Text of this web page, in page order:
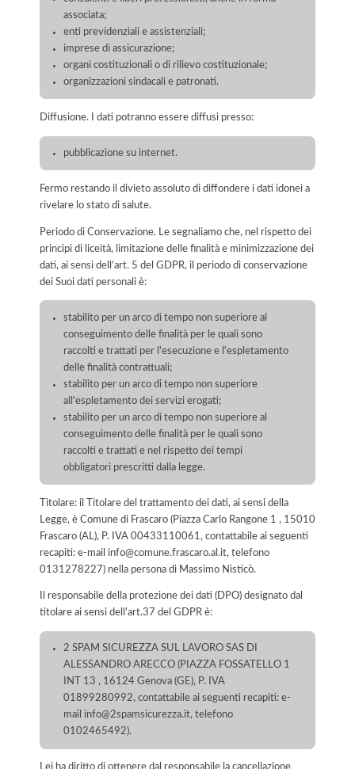
associata;
enti previdenziali e assistenziali;
imprese di assicurazione;
organi costituzionali o di rilievo costituzionale;
organizzazioni sindacali e patronati.
Diffusione. I dati potranno essere diffusi presso:
pubblicazione su internet.
Fermo restando il divieto assoluto di diffondere i dati idonei a
rivelare lo stato di salute.
Periodo di Conservazione. Le segnaliamo che, nel rispetto dei
principi di liceità, limitazione delle finalità e minimizzazione dei
dati, ai sensi dell’art. 5 del GDPR, il periodo di conservazione
dei Suoi dati personali è:
stabilito per un arco di tempo non superiore al
conseguimento delle finalità per le quali sono
raccolti e trattati per l'esecuzione e l'espletamento
delle finalità contrattuali;
stabilito per un arco di tempo non superiore
all'espletamento dei servizi erogati;
stabilito per un arco di tempo non superiore al
conseguimento delle finalità per le quali sono
raccolti e trattati e nel rispetto dei tempi
obbligatori prescritti dalla legge.
Titolare: il Titolare del trattamento dei dati, ai sensi della
Legge, è Comune di Frascaro (Piazza Carlo Rangone 1 , 15010
Frascaro (AL), P. IVA 00433110061, contattabile ai seguenti
recapiti: e-mail info@comune.frascaro.al.it, telefono
0131278227) nella persona di Massimo Nisticò.
Il responsabile della protezione dei dati (DPO) designato dal
titolare ai sensi dell'art.37 del GDPR è:
2 SPAM SICUREZZA SUL LAVORO SAS DI
ALESSANDRO ARECCO (PIAZZA FOSSATELLO 1
INT 13 , 16124 Genova (GE), P. IVA
01899280992, contattabile ai seguenti recapiti: e-
mail info@2spamsicurezza.it, telefono
0102465492).
Lei ha diritto di ottenere dal responsabile la cancellazione